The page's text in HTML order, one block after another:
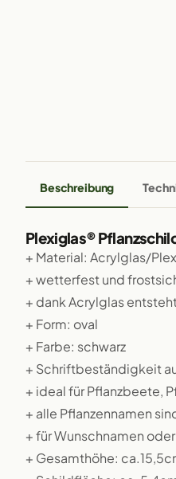
Beschreibung
Plexiglas®
+ Material: Acrylglas/
+ wetterfest und
+ dank Acrylglas
+ Form: oval
+ Farbe: schwarz
+ Schriftbeständigkeit
+ ideal für Pflanzbeete,
+ alle Pflanzennamen
+ für Wunschnamen
+ Gesamthöhe: